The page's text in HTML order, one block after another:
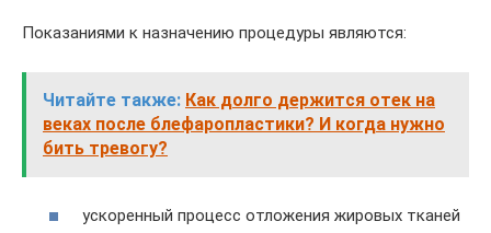
Показаниями к назначению процедуры являются:
Читайте также: Как долго держится отек на
веках после блефаропластики? И когда нужно
бить тревогу?
ускоренный процесс отложения жировых тканей